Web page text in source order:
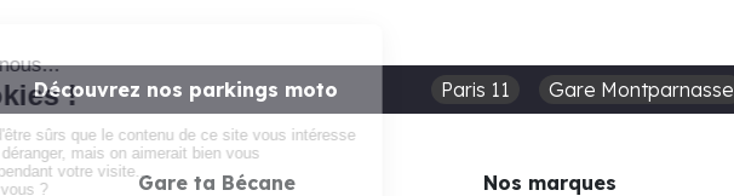
Découvrez nos parkings moto Paris 11 Gare Montparnasse
Gare ta Bécane
Nos marques